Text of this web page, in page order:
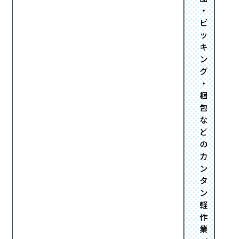
・
ピ
ッ
キ
ン
グ
・
梱
包
な
ど
の
カ
ン
タ
ン
軽
作
業